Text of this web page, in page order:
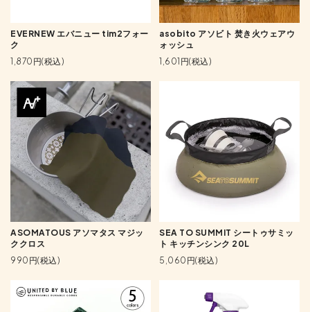
EVERNEW エバニュー tim2フォー
ク
1,870円(税込)
asobito アソビト 焚き火ウェアウ
ォッシュ
1,601円(税込)
ASOMATOUS アソマタス マジッ
ククロス
990円(税込)
SEA TO SUMMIT シートゥサミッ
ト キッチンシンク 20L
5,060円(税込)